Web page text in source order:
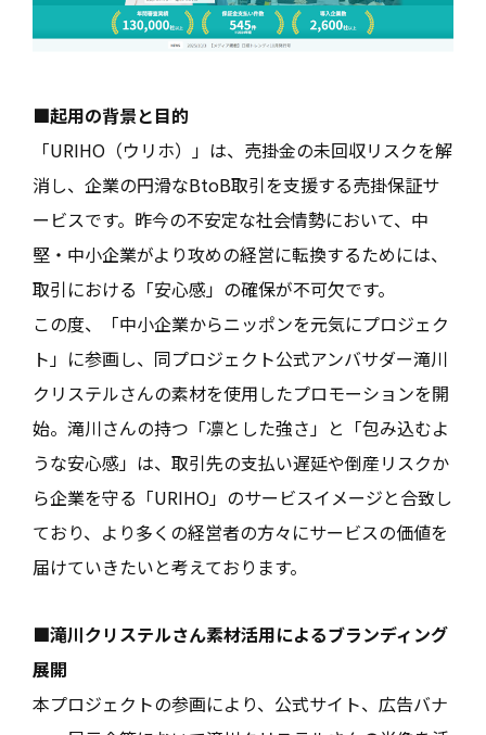
■起用の背景と目的
「URIHO（ウリホ）」は、売掛金の未回収リスクを解
消し、企業の円滑なBtoB取引を支援する売掛保証サ
ービスです。昨今の不安定な社会情勢において、中
堅・中小企業がより攻めの経営に転換するためには、
取引における「安心感」の確保が不可欠です。
この度、「中小企業からニッポンを元気にプロジェク
ト」に参画し、同プロジェクト公式アンバサダー滝川
クリステルさんの素材を使用したプロモーションを開
始。滝川さんの持つ「凛とした強さ」と「包み込むよ
うな安心感」は、取引先の支払い遅延や倒産リスクか
ら企業を守る「URIHO」のサービスイメージと合致し
ており、より多くの経営者の方々にサービスの価値を
届けていきたいと考えております。
■滝川クリステルさん素材活用によるブランディング
展開
本プロジェクトの参画により、公式サイト、広告バナ